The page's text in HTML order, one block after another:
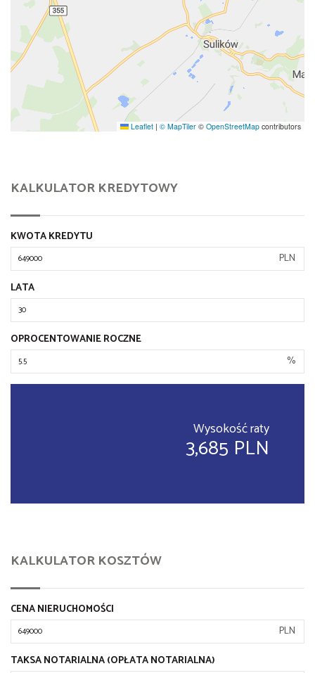
Leaflet | © MapTiler © OpenStreetMap contributors
KALKULATOR KREDYTOWY
KWOTA KREDYTU
PLN
LATA
OPROCENTOWANIE ROCZNE
%
Wysokość raty
3,685 PLN
KALKULATOR KOSZTÓW
CENA NIERUCHOMOŚCI
PLN
TAKSA NOTARIALNA (OPŁATA NOTARIALNA)